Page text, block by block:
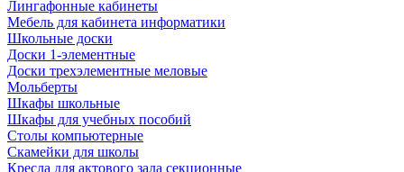
Лингафонные кабинеты
Мебель для кабинета информатики
Школьные доски
Доски 1-элементные
Доски трехэлементные меловые
Мольберты
Шкафы школьные
Шкафы для учебных пособий
Столы компьютерные
Скамейки для школы
Кресла для актового зала секционные